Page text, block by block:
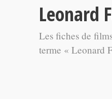
Leonard
Les fiches de
terme « Leonard